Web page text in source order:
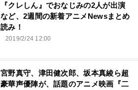
『クレしん』でおなじみの2人が出演
など、2週間の新着アニメNewsまとめ
読み！
2019/2/24 12:00
宮野真守、津田健次郎、坂本真綾ら超
豪華声優陣が、話題のアニメ映画『二